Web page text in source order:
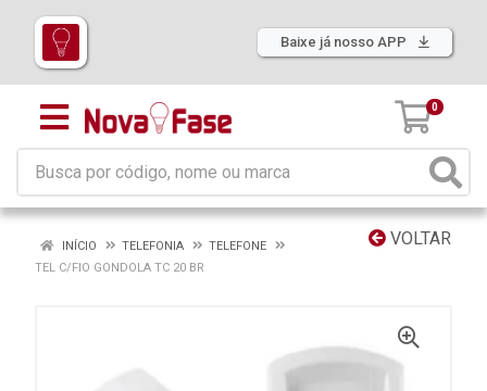
Baixe já nosso APP
0
VOLTAR
INÍCIO TELEFONIA
TELEFONE
TEL C/FIO GONDOLA TC 20 BR